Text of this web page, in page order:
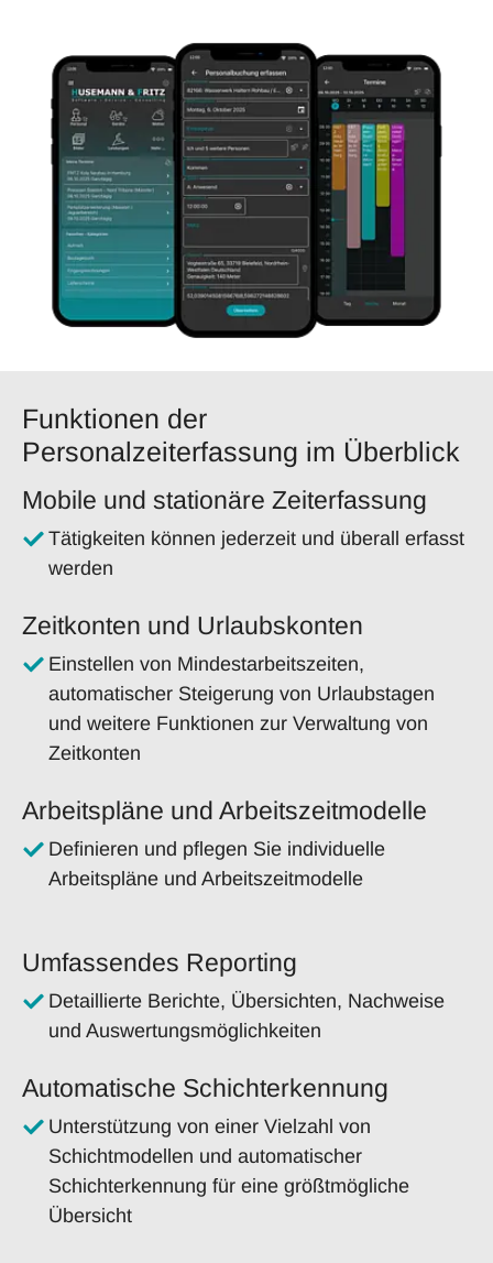
Show larger version for:
Funktionen der
Personalzeiterfassung im Überblick
Mobile und stationäre Zeiterfassung
Tätigkeiten können jederzeit und überall erfasst
werden
Zeitkonten und Urlaubskonten
Einstellen von Mindestarbeitszeiten,
automatischer Steigerung von Urlaubstagen
und weitere Funktionen zur Verwaltung von
Zeitkonten
Arbeitspläne und Arbeitszeitmodelle
Definieren und pflegen Sie individuelle
Arbeitspläne und Arbeitszeitmodelle
Umfassendes Reporting
Detaillierte Berichte, Übersichten, Nachweise
und Auswertungsmöglichkeiten
Automatische Schichterkennung
Unterstützung von einer Vielzahl von
Schichtmodellen und automatischer
Schichterkennung für eine größtmögliche
Übersicht